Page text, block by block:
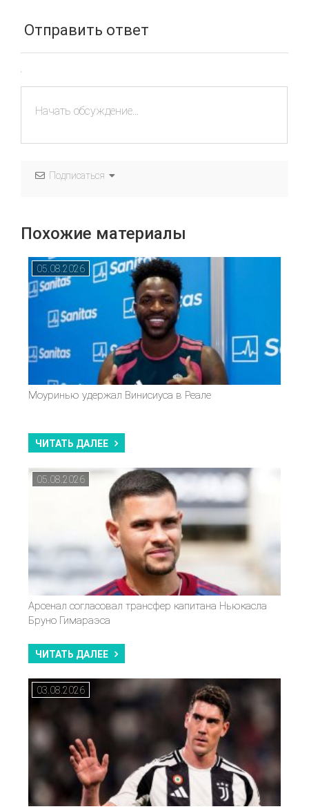
Отправить ответ
Подписаться
Похожие материалы
05.08.2026
Моуринью удержал Винисиуса в Реале
ЧИТАТЬ ДАЛЕЕ
05.08.2026
Арсенал согласовал трансфер капитана Ньюкасла
Бруно Гимараэса
ЧИТАТЬ ДАЛЕЕ
03.08.2026